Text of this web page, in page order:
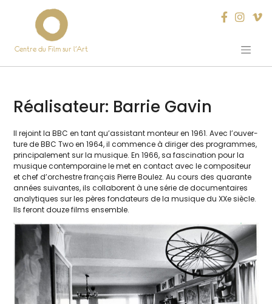
Centre du Film sur l’Art
Réalisateur: Barrie Gavin
Il rejoint la BBC en tant qu’as­sis­tant mon­teur en 1961. Avec l’ou­ver­
ture de BBC Two en 1964, il com­mence à diri­ger des pro­grammes,
prin­ci­pa­le­ment sur la musique. En 1966, sa fas­ci­na­tion pour la
musique contem­po­raine le met en contact avec le com­po­si­teur
et chef d’or­chestre fran­çais Pierre Boulez. Au cours des qua­rante
années sui­vantes, ils col­la­borent à une série de docu­men­taires
ana­ly­tiques sur les pères fon­da­teurs de la musique du XXe siècle.
Ils feront douze films ensemble.